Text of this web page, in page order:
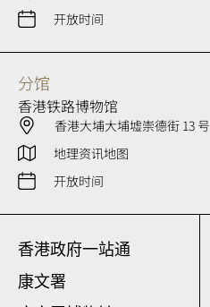
开放时间
分馆
香港铁路博物馆
香港大埔大埔墟崇德街 13 号
地理资讯地图
开放时间
香港政府一站通
康文署